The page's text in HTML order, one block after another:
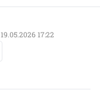
19.05.2026 17:22